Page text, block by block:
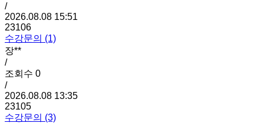
/
2026.08.08 15:51
23106
수강문의 (1)
장**
/
조회수 0
/
2026.08.08 13:35
23105
수강문의 (3)